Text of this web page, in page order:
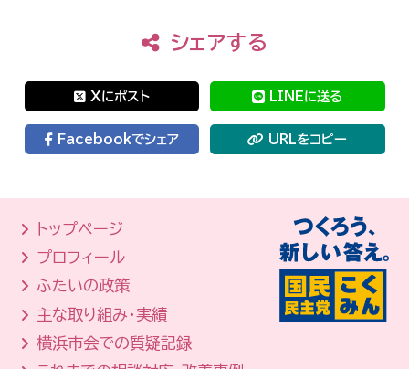
シェアする
Xにポスト LINEに送る
Facebookでシェア URLをコピー
トップページ
プロフィール
ふたいの政策
主な取り組み・実績
横浜市会での質疑記録